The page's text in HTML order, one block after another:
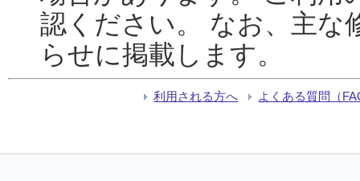
認ください。 なお、主な
らせに掲載します。
利用される方へ よくある質問（